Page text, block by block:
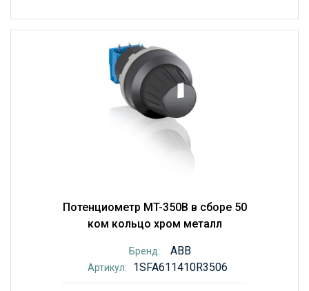
Потенциометр MT-350B в сборе 50
ком кольцо хром металл
Бренд: ABB
Артикул: 1SFA611410R3506